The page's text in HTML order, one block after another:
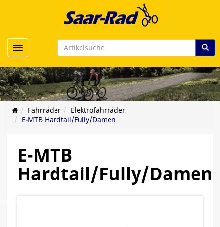
Toggle navigation
Fahrräder
Elektrofahrräder
E-MTB Hardtail/Fully/Damen
E-MTB
Hardtail/Fully/Damen